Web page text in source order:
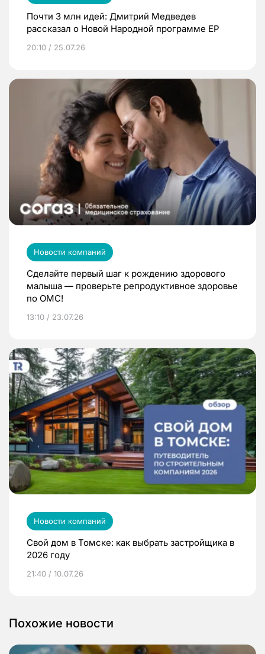
Почти 3 млн идей: Дмитрий Медведев
рассказал о Новой Народной программе ЕР
20:10 / 25.07.26
Новости компаний
Сделайте первый шаг к рождению здорового
малыша — проверьте репродуктивное здоровье
по ОМС!
13:10 / 23.07.26
Новости компаний
Свой дом в Томске: как выбрать застройщика в
2026 году
21:40 / 10.07.26
Похожие новости